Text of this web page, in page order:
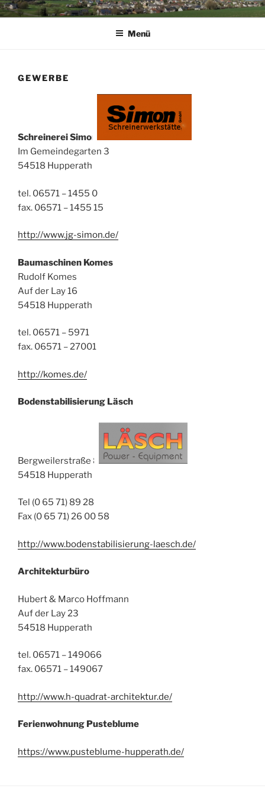
Zum
InhaltGEMEINDE HUPPERATH
Herzlich Willkommen auf der Homepage der Gemeinde Hupperath.
Menü
GEWERBE
Schreinerei Simon
Im Gemeindegarten 3
54518 Hupperath
tel. 06571 – 1455 0
fax. 06571 – 1455 15
http://www.jg-simon.de/
Baumaschinen Komes
Rudolf Komes
Auf der Lay 16
54518 Hupperath
tel. 06571 – 5971
fax. 06571 – 27001
http://komes.de/
Bodenstabilisierung Läsch
Bergweilerstraße 8
54518 Hupperath
Tel (0 65 71) 89 28
Fax (0 65 71) 26 00 58
http://www.bodenstabilisierung-laesch.de/
Architekturbüro
Hubert & Marco Hoffmann
Auf der Lay 23
54518 Hupperath
tel. 06571 – 149066
fax. 06571 – 149067
http://www.h-quadrat-architektur.de/
Ferienwohnung Pusteblume
https://www.pusteblume-hupperath.de/